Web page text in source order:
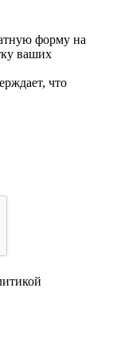
форму на
ваших
что